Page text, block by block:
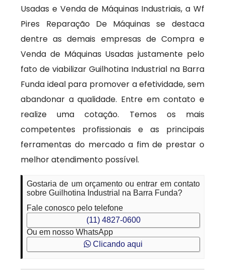
Usadas e Venda de Máquinas Industriais, a Wf
Pires Reparação De Máquinas se destaca
dentre as demais empresas de Compra e
Venda de Máquinas Usadas justamente pelo
fato de viabilizar Guilhotina Industrial na Barra
Funda ideal para promover a efetividade, sem
abandonar a qualidade. Entre em contato e
realize uma cotação. Temos os mais
competentes profissionais e as principais
ferramentas do mercado a fim de prestar o
melhor atendimento possível.
Gostaria de um orçamento ou entrar em contato
sobre Guilhotina Industrial na Barra Funda?
Fale conosco pelo telefone
(11) 4827-0600
Ou em nosso WhatsApp
Clicando aqui